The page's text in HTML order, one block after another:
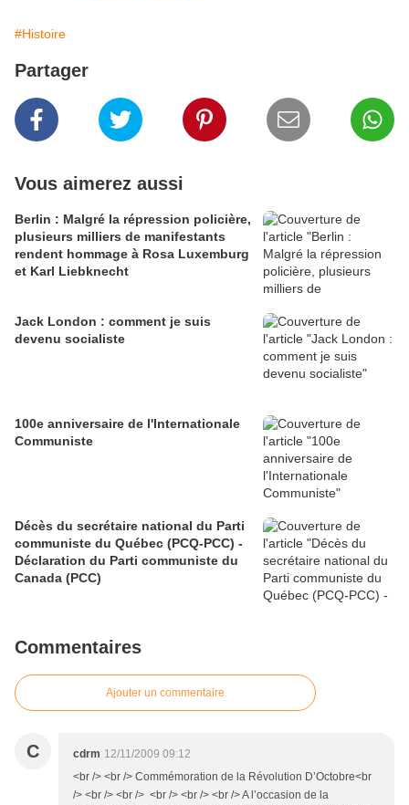
#Histoire
Partager
Vous aimerez aussi
Berlin : Malgré la répression policière,
plusieurs milliers de manifestants
rendent hommage à Rosa Luxemburg
et Karl Liebknecht
Jack London : comment je suis
devenu socialiste
100e anniversaire de l'Internationale
Communiste
Décès du secrétaire national du Parti
communiste du Québec (PCQ-PCC) -
Déclaration du Parti communiste du
Canada (PCC)
Commentaires
Ajouter un commentaire
C cdrm 12/11/2009 09:12
<br /> <br /> Commémoration de la Révolution D’Octobre<br
/> <br /> <br /> <br /> <br /> <br /> A l’occasion de la